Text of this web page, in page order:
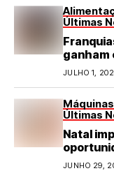
Últimas
ganham
JULHO 1,
Últimas
Natal
do varejo
JUNHO 29,